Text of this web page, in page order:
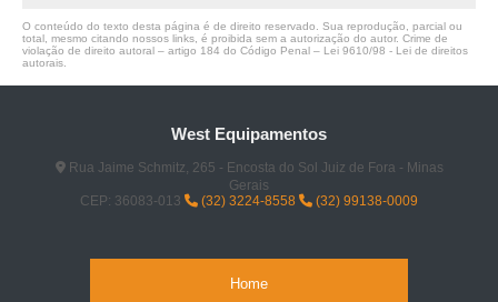
O conteúdo do texto desta página é de direito reservado. Sua reprodução, parcial ou
total, mesmo citando nossos links, é proibida sem a autorização do autor. Crime de
violação de direito autoral – artigo 184 do Código Penal – Lei 9610/98 - Lei de direitos
autorais
West Equipamentos
Rua Jaime Schmitz, 265 - Encosta do Sol Juiz de Fora - Minas
Gerais
CEP: 36083-013
(32) 3224-8558 (32) 99138-0009
Home